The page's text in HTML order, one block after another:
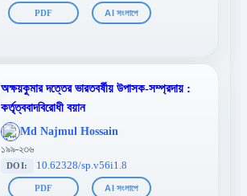
PDF AI সংলাপে
অক্ষয়কুমার দত্তের ভারতবর্ষীয় উপাসক-সম্প্রদায় :
কর্তৃত্ববাদবিরোধী বয়ান
';
};">
Md Najmul Hossain
১৯৯-২৩৬
DOI: 10.62328/sp.v56i1.8
PDF AI সংলাপে